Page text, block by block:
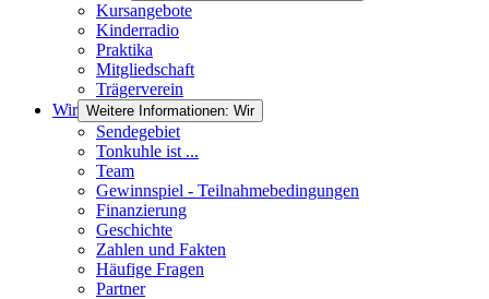
Kursangebote
Kinderradio
Praktika
Mitgliedschaft
Trägerverein
Wir Weitere Informationen: Wir
Sendegebiet
Tonkuhle ist ...
Team
Gewinnspiel - Teilnahmebedingungen
Finanzierung
Geschichte
Zahlen und Fakten
Häufige Fragen
Partner